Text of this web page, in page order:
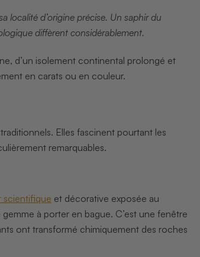
localité d’origine précise. Un saphir du
diffèrent considérablement.
d’un isolement continental prolongé et
en carats ou en couleur.
Elles fascinent pourtant les
remarquables.
scientifique et décorative exposée au
à porter en bague. C’est une fenêtre
ont transformé chimiquement des roches